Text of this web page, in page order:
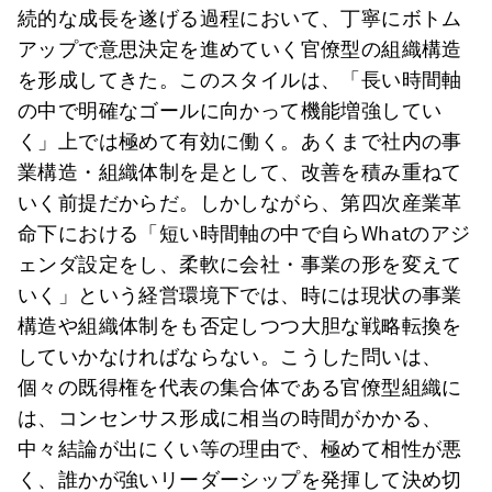
続的な成長を遂げる過程において、丁寧にボトム
アップで意思決定を進めていく官僚型の組織構造
を形成してきた。このスタイルは、「長い時間軸
の中で明確なゴールに向かって機能増強してい
く」上では極めて有効に働く。あくまで社内の事
業構造・組織体制を是として、改善を積み重ねて
いく前提だからだ。しかしながら、第四次産業革
命下における「短い時間軸の中で自らWhatのアジ
ェンダ設定をし、柔軟に会社・事業の形を変えて
いく」という経営環境下では、時には現状の事業
構造や組織体制をも否定しつつ大胆な戦略転換を
していかなければならない。こうした問いは、
個々の既得権を代表の集合体である官僚型組織に
は、コンセンサス形成に相当の時間がかかる、
中々結論が出にくい等の理由で、極めて相性が悪
く、誰かが強いリーダーシップを発揮して決め切